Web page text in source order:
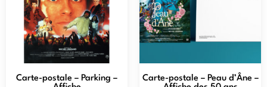
Carte-postale – Parking –
Carte-postale – Peau d’Âne –